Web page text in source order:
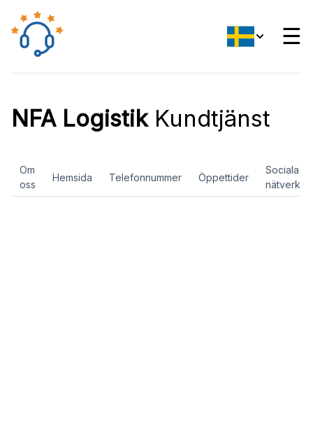
☰
NFA LogistikKundtjänst
Om
oss
Hemsida Telefonnummer Öppettider
Sociala
nätverk